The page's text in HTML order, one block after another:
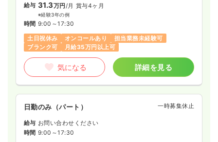
給与 31.3万円/月 賞与4ヶ月
※経験3年の例
時間 9:00～17:30
土日祝休み
オンコールあり
担当業務未経験可
ブランク可
月給35万円以上可
気になる 詳細を見る
日勤のみ（パート） 一時募集休止
給与 お問い合わせください
時間 9:00～17:30